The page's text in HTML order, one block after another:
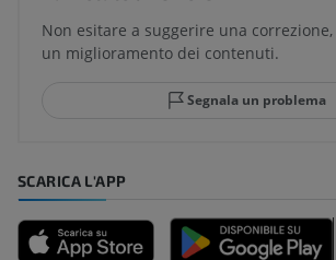
Non esitare a suggerire una
un miglioramento dei contenuti.
Segnala un problema
SCARICA L'APP